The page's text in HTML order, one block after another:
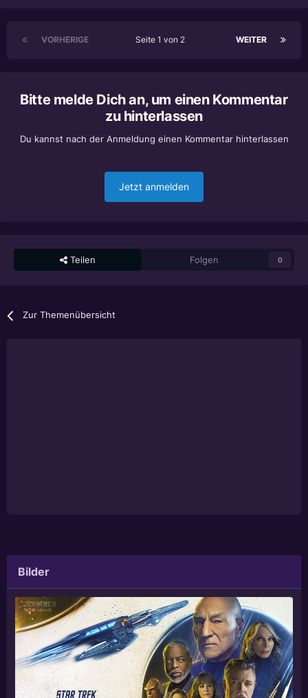
VORHERIGE WEITER
Seite 1 von 2
Bitte melde Dich an, um einen Kommentar
zu hinterlassen
Du kannst nach der Anmeldung einen Kommentar hinterlassen
Jetzt anmelden
Teilen Folgen 0
Zur Themenübersicht
Bilder